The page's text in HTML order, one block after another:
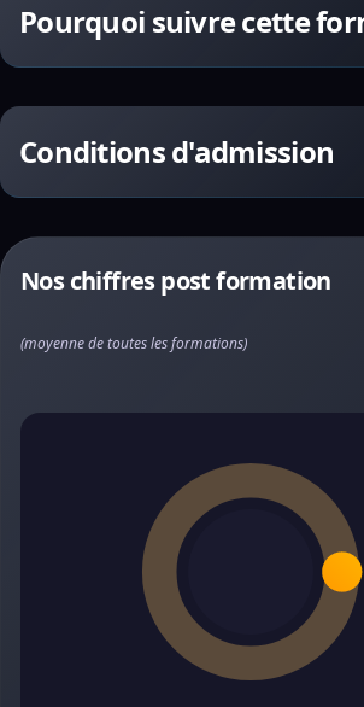
Pourquoi suivre cette
Conditions d'admission
Nos chiffres post formation
(moyenne de toutes les formations)